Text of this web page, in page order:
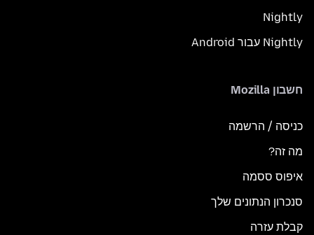
Nightly
Nightly עבור Android
חשבון Mozilla
כניסה / הרשמה
מה זה?
איפוס ססמה
סנכרון הנתונים שלך
קבלת עזרה